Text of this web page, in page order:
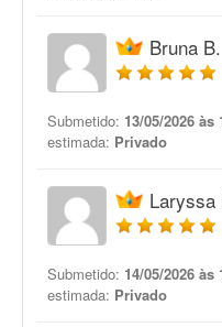
Bruna B.
Submetido: 13/05/2026 às
estimada: Privado
Laryssa
Submetido: 14/05/2026 às
estimada: Privado